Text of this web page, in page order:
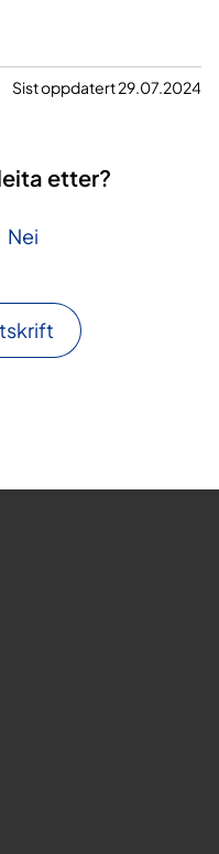
Sist oppdatert 29.07.2024
etter?
Nei